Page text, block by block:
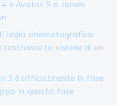
e Avatar 5 a James
regia cinematografica:
costruisce la visione di un
3 è ufficialmente in fase
in questa fase